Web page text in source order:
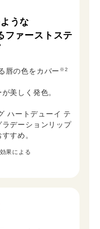
うな
ファーストステ
唇の色をカバー ※2
美しく発色。
ハートデューイ テ
ラデーションリップ
すめ。
果による